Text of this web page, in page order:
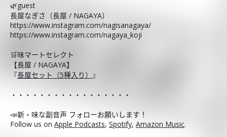
🌿guest
長屋なぎさ（長屋 / NAGAYA）
https://www.instagram.com/nagisanagaya/
https://www.instagram.com/nagaya_koji
🛒味マートセレクト
【長屋 / NAGAYA】
『長屋セット（5種入り） 』
・・・・・・・・・・・・・・・・・
📣新・味な副音声 フォローお願いします！
Follow us on Apple Podcasts, Spotify, Amazon Music.